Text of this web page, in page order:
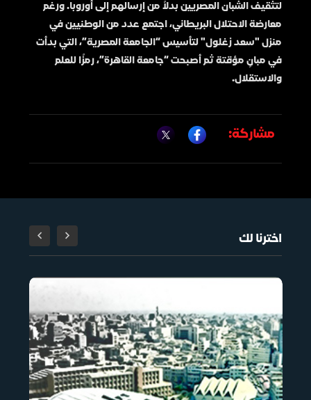
لتثقيف الشبان المصريين بدلاً من إرسالهم إلى أوروبا. ورغم
معارضة الاحتلال البريطاني، اجتمع عدد من الوطنيين في
منزل "سعد زغلول" لتأسيس “الجامعة المصرية”، التي بدأت
في مبانٍ مؤقتة ثم أصبحت “جامعة القاهرة”، رمزًا للعلم
والاستقلال.
مشاركة:
اخترنا لك